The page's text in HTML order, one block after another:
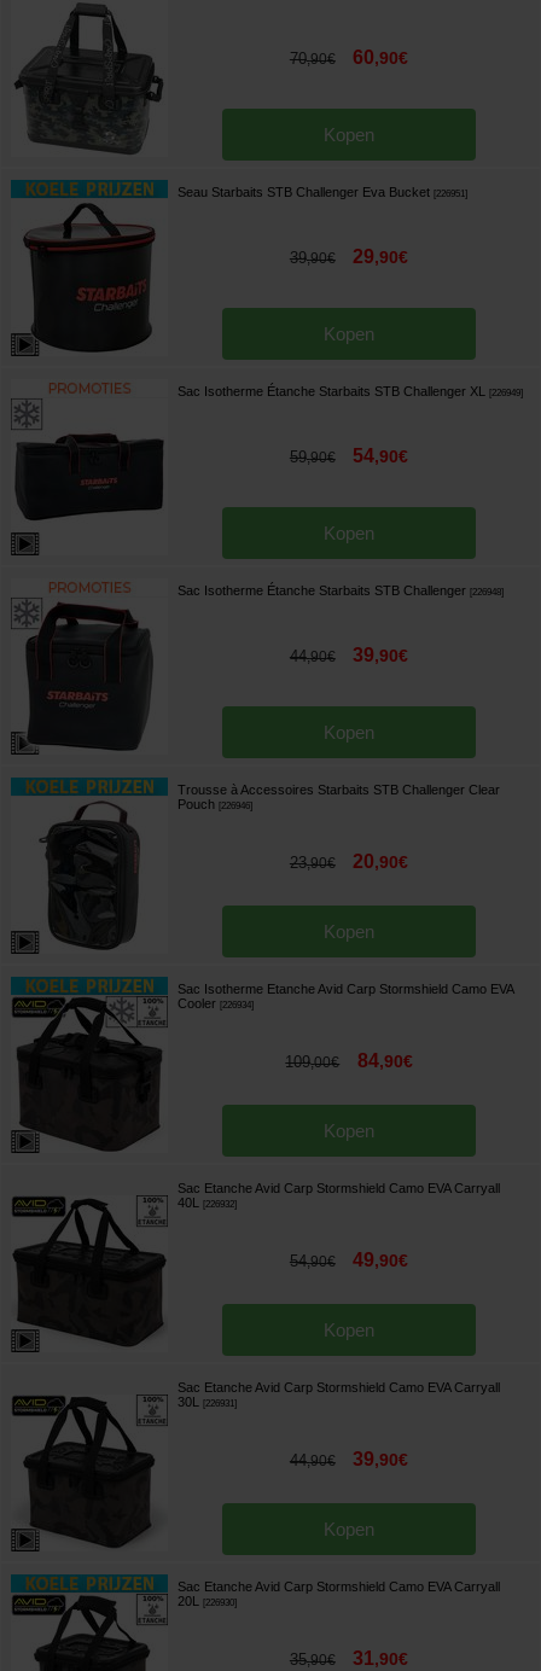
70,90€ 60,90€
Kopen
Seau Starbaits STB Challenger Eva Bucket [226951]
39,90€ 29,90€
Kopen
Sac Isotherme Étanche Starbaits STB Challenger XL [226949]
59,90€ 54,90€
Kopen
Sac Isotherme Étanche Starbaits STB Challenger [226948]
44,90€ 39,90€
Kopen
Trousse à Accessoires Starbaits STB Challenger Clear
Pouch [226946]
23,90€ 20,90€
Kopen
Sac Isotherme Etanche Avid Carp Stormshield Camo EVA
Cooler [226934]
109,00€ 84,90€
Kopen
Sac Etanche Avid Carp Stormshield Camo EVA Carryall
40L
[226932]
54,90€ 49,90€
Kopen
Sac Etanche Avid Carp Stormshield Camo EVA Carryall
30L
[226931]
44,90€ 39,90€
Kopen
Sac Etanche Avid Carp Stormshield Camo EVA Carryall
20L
[226930]
35,90€ 31,90€